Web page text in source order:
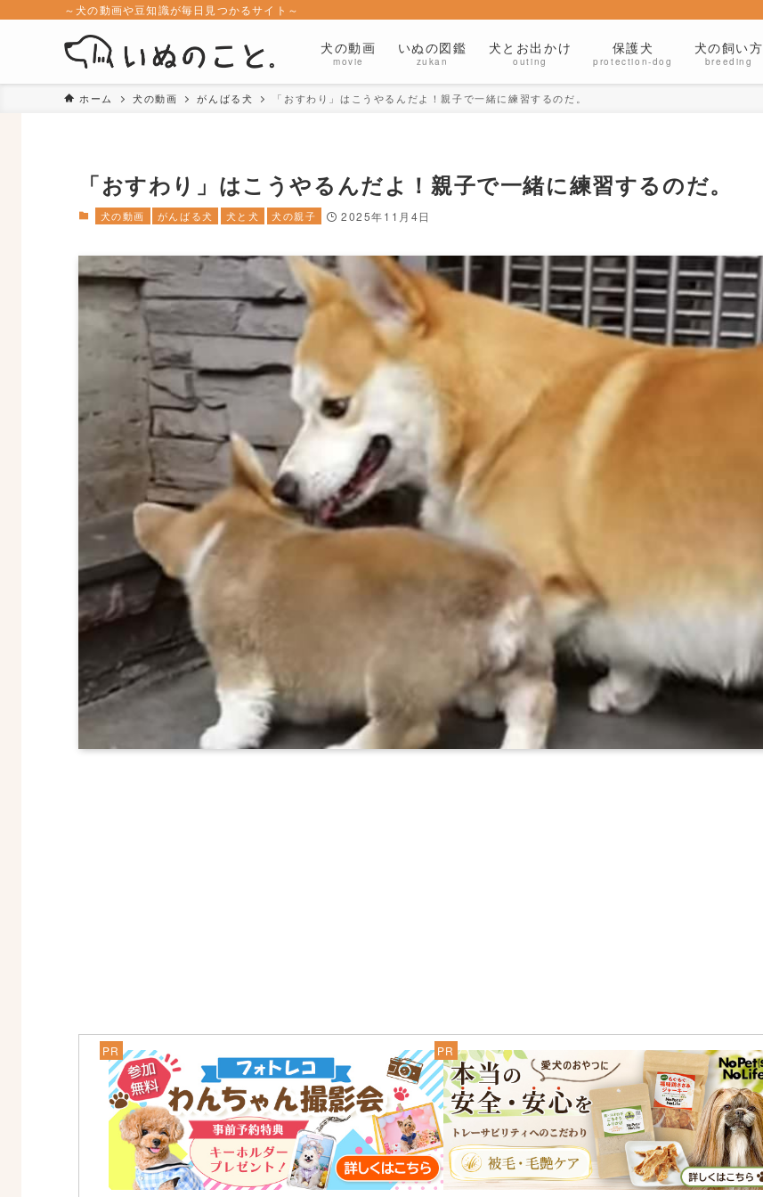
～犬の動画や豆知識が毎日見つかるサイト～
犬の動画
movie
いぬの図鑑
zukan
犬とお出かけ
outing
保護犬
protection-dog
犬の飼い方
breeding
ホーム 犬の動画 がんばる犬 「おすわり」はこうやるんだよ！親子で一緒に練習するのだ。
「おすわり」はこうやるんだよ！親子で一緒に練習するのだ。
犬の動画 がんばる犬 犬と犬 犬の親子 2025年11月4日